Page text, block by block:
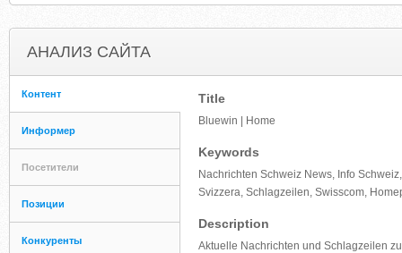
АНАЛИЗ САЙТА
Контент
Информер
Посетители
Позиции
Конкуренты
Title
Bluewin | Home
Keywords
Nachrichten Schweiz News, Info
Svizzera, Schlagzeilen, Swisscom,
Description
Aktuelle Nachrichten und Schlagzeilen